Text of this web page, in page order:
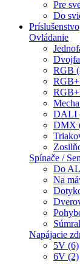
Pre
Do
Príslušenstvo
Ovládanie
RGB
DALI
DMX
Spínače /
Do
Na
Napájacie
5V (6)
6V (2)